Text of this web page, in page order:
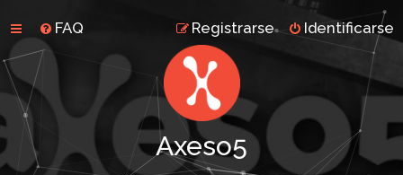
FAQ Identificarse
Registrarse
Axeso5